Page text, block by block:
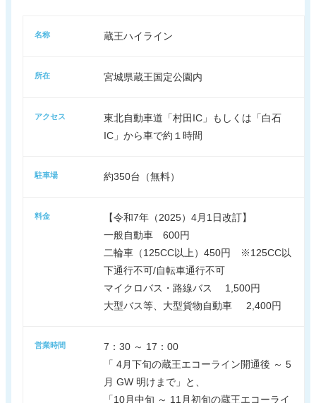
名称 蔵王ハイライン
所在 宮城県蔵王国定公園内
アクセス
東北自動車道「村田IC」もしくは「白石
IC」から車で約１時間
駐車場 約350台（無料）
料金
【令和7年（2025）4月1日改訂】
一般自動車 600円
二輪車（125CC以上）450円 ※125CC以
下通行不可/自転車通行不可
マイクロバス・路線バス 1,500円
大型バス等、大型貨物自動車 2,400円
営業時間
7：30 ～ 17：00
「 4月下旬の蔵王エコーライン開通後 ～ 5
月 GW 明けまで」と、
「10月中旬 ～ 11月初旬の蔵王エコーライ